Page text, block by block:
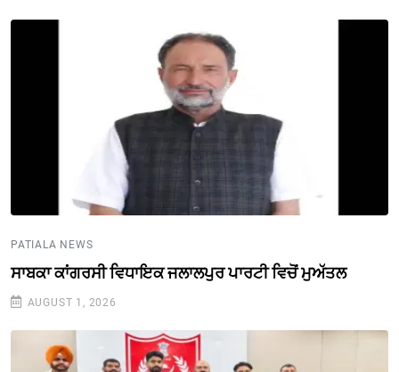
PATIALA NEWS
ਸਾਬਕਾ ਕਾਂਗਰਸੀ ਵਿਧਾਇਕ ਜਲਾਲਪੁਰ ਪਾਰਟੀ ਵਿਚੋਂ ਮੁਅੱਤਲ
AUGUST 1, 2026